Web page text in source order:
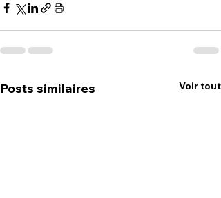
Posts similaires Voir tout